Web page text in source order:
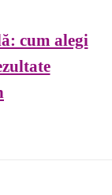
cum alegi